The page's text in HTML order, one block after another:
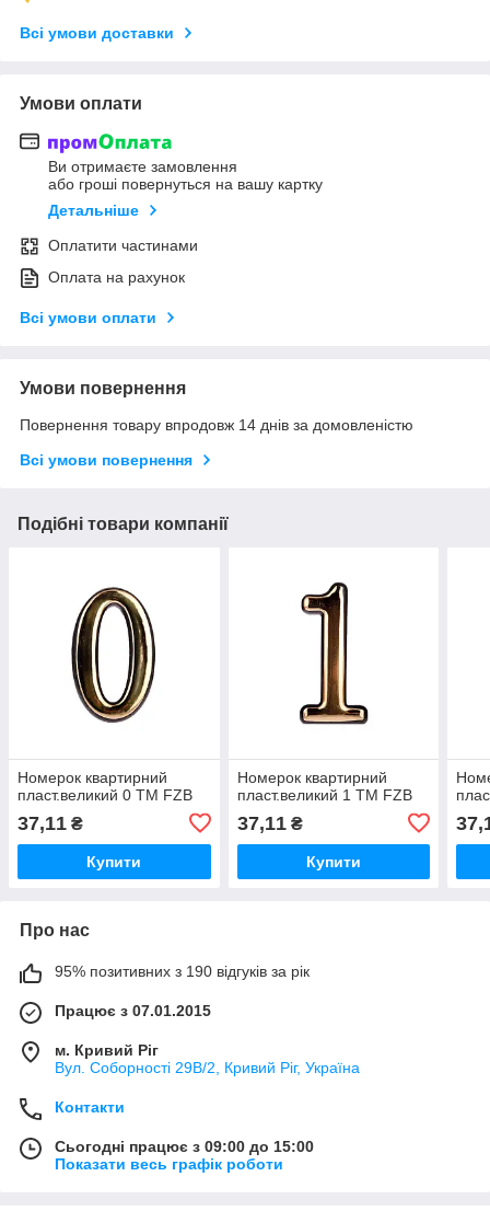
Всі умови доставки
Умови оплати
Ви отримаєте замовлення
або гроші повернуться на вашу картку
Детальніше
Оплатити частинами
Оплата на рахунок
Всі умови оплати
Умови повернення
Повернення товару впродовж 14 днів за домовленістю
Всі умови повернення
Подібні товари компанії
Номерок квартирний
пласт.великий 0 ТМ FZB
37,11 ₴
Купити
Номерок квартирний
пласт.великий 1 ТМ FZB
37,11₴
Купити
Про нас
95% позитивних з 190 відгуків за рік
Працює з 07.01.2015
м. Кривий Ріг
Вул. Соборності 29В/2, Кривий Ріг, Україна
Контакти
Сьогодні працює з 09:00 до 15:00
Показати весь графік роботи